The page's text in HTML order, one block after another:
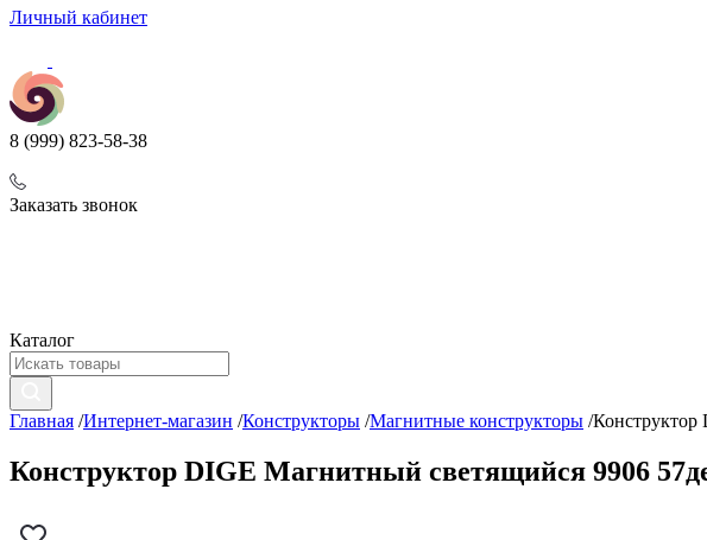
Личный кабинет
8 (999) 823-58-38
Заказать звонок
Каталог
Главная /Интернет-магазин /Конструкторы /Магнитные конструкторы /Конструктор
Конструктор DIGE Магнитный светящийся 9906